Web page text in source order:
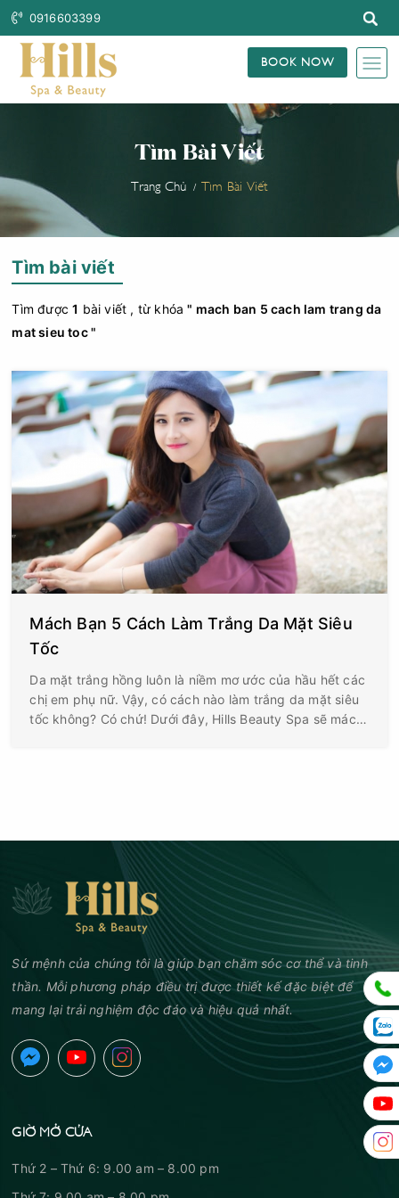
0916603399
BOOK NOW
Tìm Bài Viết
Trang Chủ Tìm Bài Viết
Tìm bài viết
Tìm được1 bài viết , từ khóa" mach ban 5 cach lam trang da
mat sieu toc "
Mách Bạn 5 Cách Làm Trắng Da Mặt Siêu
Tốc
Da mặt trắng hồng luôn là niềm mơ ước của hầu hết các
chị em phụ nữ. Vậy, có cách nào làm trắng da mặt siêu
tốc không? Có chứ! Dưới đây, Hills Beauty Spa sẽ mách
Sứ mệnh của chúng tôi là giúp bạn chăm sóc cơ thể và tinh
thần. Mỗi phương pháp điều trị được thiết kế đặc biệt để
mang lại trải nghiệm độc đáo và hiệu quả nhất.
GIỜ MỞ CỬA
Thứ 2 – Thứ 6: 9.00 am – 8.00 pm